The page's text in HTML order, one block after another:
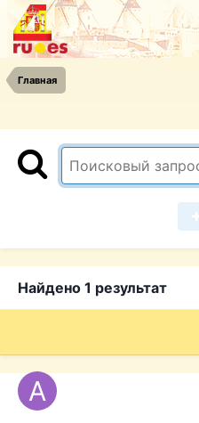
Главная
Найдено 1 результат